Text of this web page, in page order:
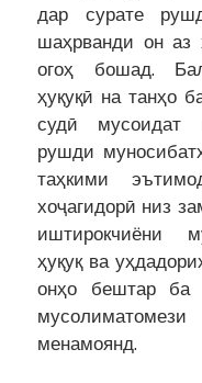
дар сурате
шаҳрванди он аз
огоҳ бошад.
ҳуқуқӣ на танҳо
судӣ мусоидат
рушди
таҳкими
хоҷагидорӣ низ
иштирокчиёни
ҳуқуқ ва
онҳо бештар ба
менамоянд.